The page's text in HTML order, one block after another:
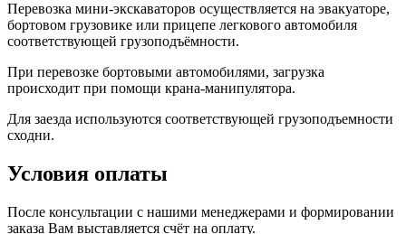
Перевозка мини-экскаваторов осуществляется на эвакуаторе,
бортовом грузовике или прицепе легкового автомобиля
соответствующей грузоподъёмности.
При перевозке бортовыми автомобилями, загрузка
происходит при помощи крана-манипулятора.
Для заезда используются соответствующей грузоподъемности
сходни.
Условия оплаты
После консультации с нашими менеджерами и формировании
заказа Вам выставляется счёт на оплату.